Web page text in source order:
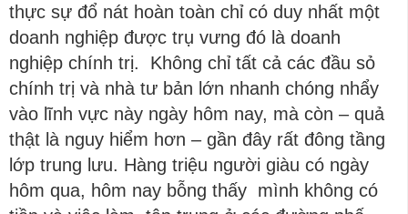
thực sự đổ nát hoàn toàn chỉ có duy nhất một
doanh nghiệp được trụ vưng đó là doanh
nghiệp chính trị. Không chỉ tất cả các đầu sỏ
chính trị và nhà tư bản lớn nhanh chóng nhẩy
vào lĩnh vực này ngày hôm nay, mà còn – quả
thật là nguy hiểm hơn – gần đây rất đông tầng
lớp trung lưu. Hàng triệu người giàu có ngày
hôm qua, hôm nay bỗng thấy mình không có